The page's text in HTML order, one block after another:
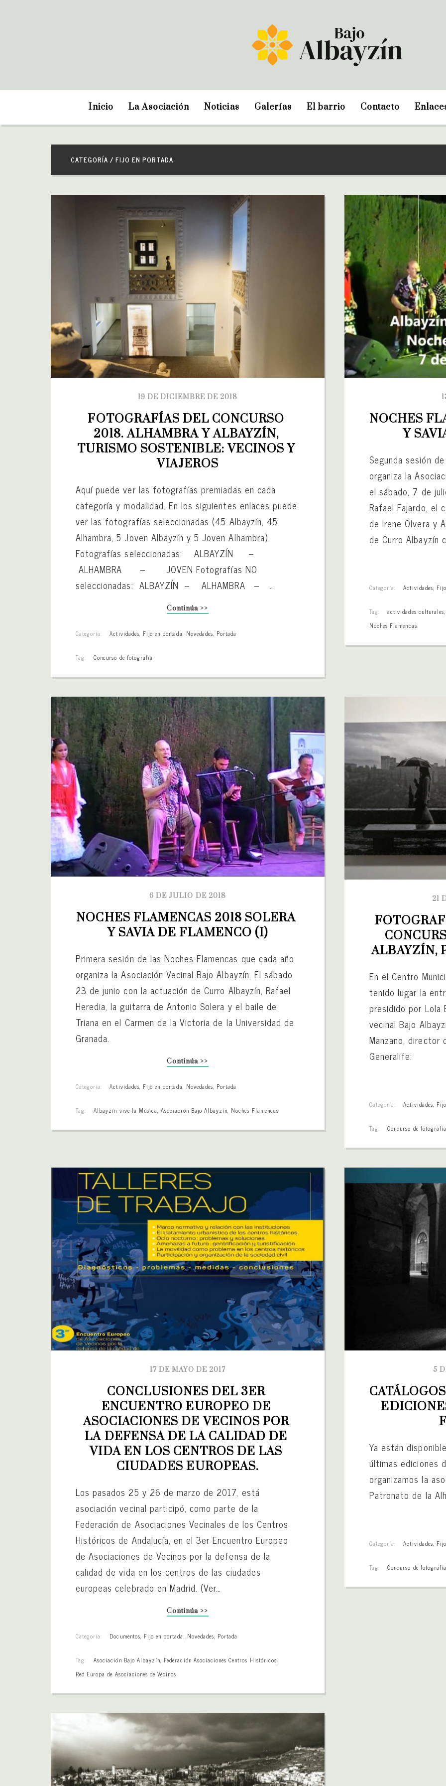
Inicio La Asociación Noticias Galerías El barrio Contacto
CATEGORÍA / FIJO EN PORTADA
19 DE DICIEMBRE DE 2018
FOTOGRAFÍAS DEL CONCURSO
2018. ALHAMBRA Y ALBAYZÍN,
TURISMO SOSTENIBLE: VECINOS Y
VIAJEROS
Aquí puede ver las fotografías premiadas en cada
categoría y modalidad. En los siguientes enlaces puede
ver las fotografías seleccionadas (45 Albayzín, 45
Alhambra, 5 Joven Albayzín y 5 Joven Alhambra)
Fotografías seleccionadas: ALBAYZÍN –
ALHAMBRA – JOVEN Fotografías NO
seleccionadas: ALBAYZÍN – ALHAMBRA – …
Continúa >>
Categoría: Actividades, Fijo en portada, Novedades, Portada
Tag: Concurso de fotografía
NOCHES
Y
Segunda sesión
organiza la
el sábado, 7 de
Rafael Fajardo, el
de Irene Olvera y
de Curro Albayzín
Categoría: Actividades,
Tag: actividades culturales
Noches Flamencas
6 DE JULIO DE 2018
NOCHES FLAMENCAS 2018 SOLERA
Y SAVIA DE FLAMENCO (I)
Primera sesión de las Noches Flamencas que cada año
organiza la Asociación Vecinal Bajo Albayzín. El sábado
23 de junio con la actuación de Curro Albayzín, Rafael
Heredia, la guitarra de Antonio Solera y el baile de
Triana en el Carmen de la Victoria de la Universidad de
Granada.
Continúa >>
Categoría: Actividades, Fijo en portada, Novedades, Portada
Tag: Albayzín vive la Música,Asociación Bajo Albayzín, Noches Flamencas
21
ALBAYZÍN,
En el Centro
tenido lugar la
presidido por Lola
vecinal Bajo
Manzano, director
Generalife:
Categoría: Actividades,
Tag: Concurso de
17 DE MAYO DE 2017
CONCLUSIONES DEL 3ER
ENCUENTRO EUROPEO DE
ASOCIACIONES DE VECINOS POR
LA DEFENSA DE LA CALIDAD DE
VIDA EN LOS CENTROS DE LAS
CIUDADES EUROPEAS.
Los pasados 25 y 26 de marzo de 2017, está
asociación vecinal participó, como parte de la
Federación de Asociaciones Vecinales de los Centros
Históricos de Andalucía, en el 3er Encuentro Europeo
de Asociaciones de Vecinos por la defensa de la
calidad de vida en los centros de las ciudades
europeas celebrado en Madrid. (Ver…
Continúa >>
Categoría: Documentos, Fijo en portada, Novedades, Portada
Tag: Asociación Bajo Albayzín, Federación Asociaciones Centros Históricos,
Red Europa de Asociaciones de Vecinos
5
Ya están
últimas ediciones
organizamos la
Patronato de la
Categoría: Actividades,
Tag: Concurso de